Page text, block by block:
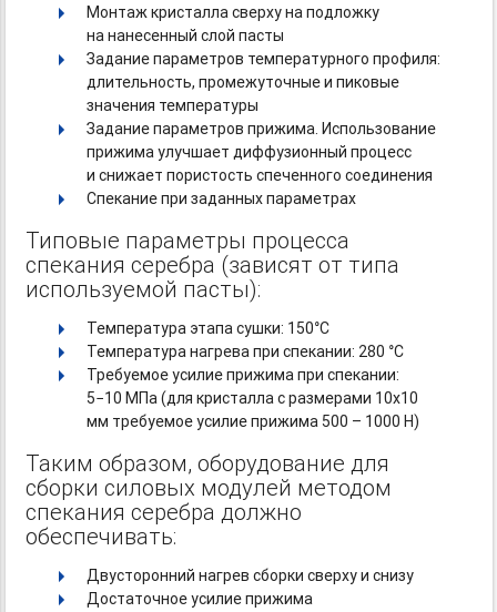
Монтаж кристалла сверху на подложку
на нанесенный слой пасты
Задание параметров температурного профиля:
длительность, промежуточные и пиковые
значения температуры
Задание параметров прижима. Использование
прижима улучшает диффузионный процесс
и снижает пористость спеченного соединения
Спекание при заданных параметрах
Типовые параметры процесса
спекания серебра (зависят от типа
используемой пасты):
Температура этапа сушки: 150°С
Температура нагрева при спекании: 280 °С
Требуемое усилие прижима при спекании:
5−10 МПа (для кристалла с размерами 10х10
мм требуемое усилие прижима 500 – 1000 Н)
Таким образом, оборудование для
сборки силовых модулей методом
спекания серебра должно
обеспечивать:
Двусторонний нагрев сборки сверху и снизу
Достаточное усилие прижима